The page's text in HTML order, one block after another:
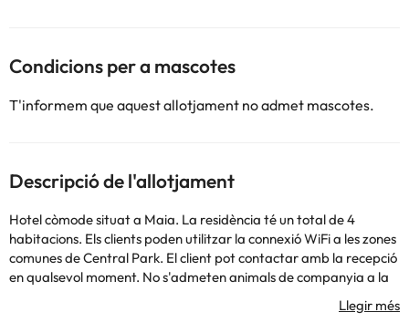
Condicions per a mascotes
T'informem que aquest allotjament no admet mascotes.
Descripció de l'allotjament
Hotel còmode situat a Maia. La residència té un total de 4
habitacions. Els clients poden utilitzar la connexió WiFi a les zones
comunes de Central Park. El client pot contactar amb la recepció
en qualsevol moment. No s'admeten animals de companyia a la